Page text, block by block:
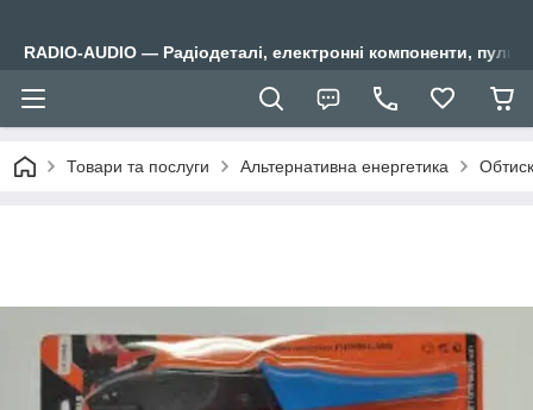
RADIO-AUDIO — Радіодеталі, електронні компоненти,
Товари та послуги Альтернативна енергетика